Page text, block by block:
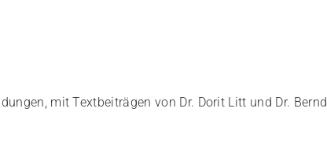
mit Textbeiträgen von Dr. Dorit Litt und Dr. Bernd